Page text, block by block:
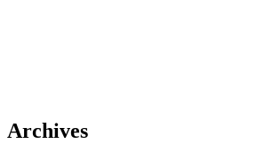
Archives